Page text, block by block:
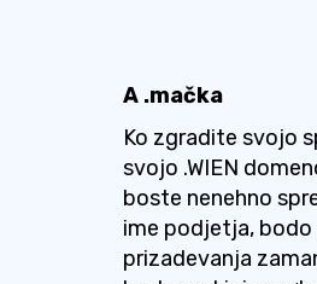
A .mačka
Ko zgradite svojo
svojo .WIEN
boste nenehno
ime podjetja, bodo
prizadevanja